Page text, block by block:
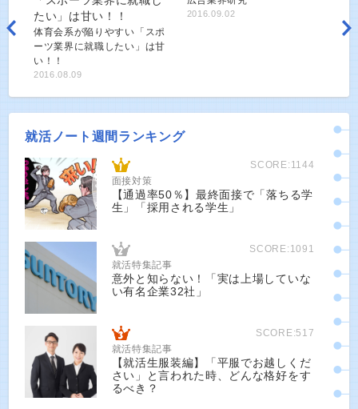
体育会系が陥りやすい「スポ
ーツ業界に就職したい」は甘
い！！
2016.08.09
2016.09.02
就活ノート週間ランキング
SCORE:1144
面接対策
【通過率50％】最終面接で「落ちる学
生」「採用される学生」
SCORE:1091
就活特集記事
意外と知らない！「実は上場していな
い有名企業32社」
SCORE:517
就活特集記事
【就活生服装編】「平服でお越しくだ
さい」と言われた時、どんな格好をす
るべき？